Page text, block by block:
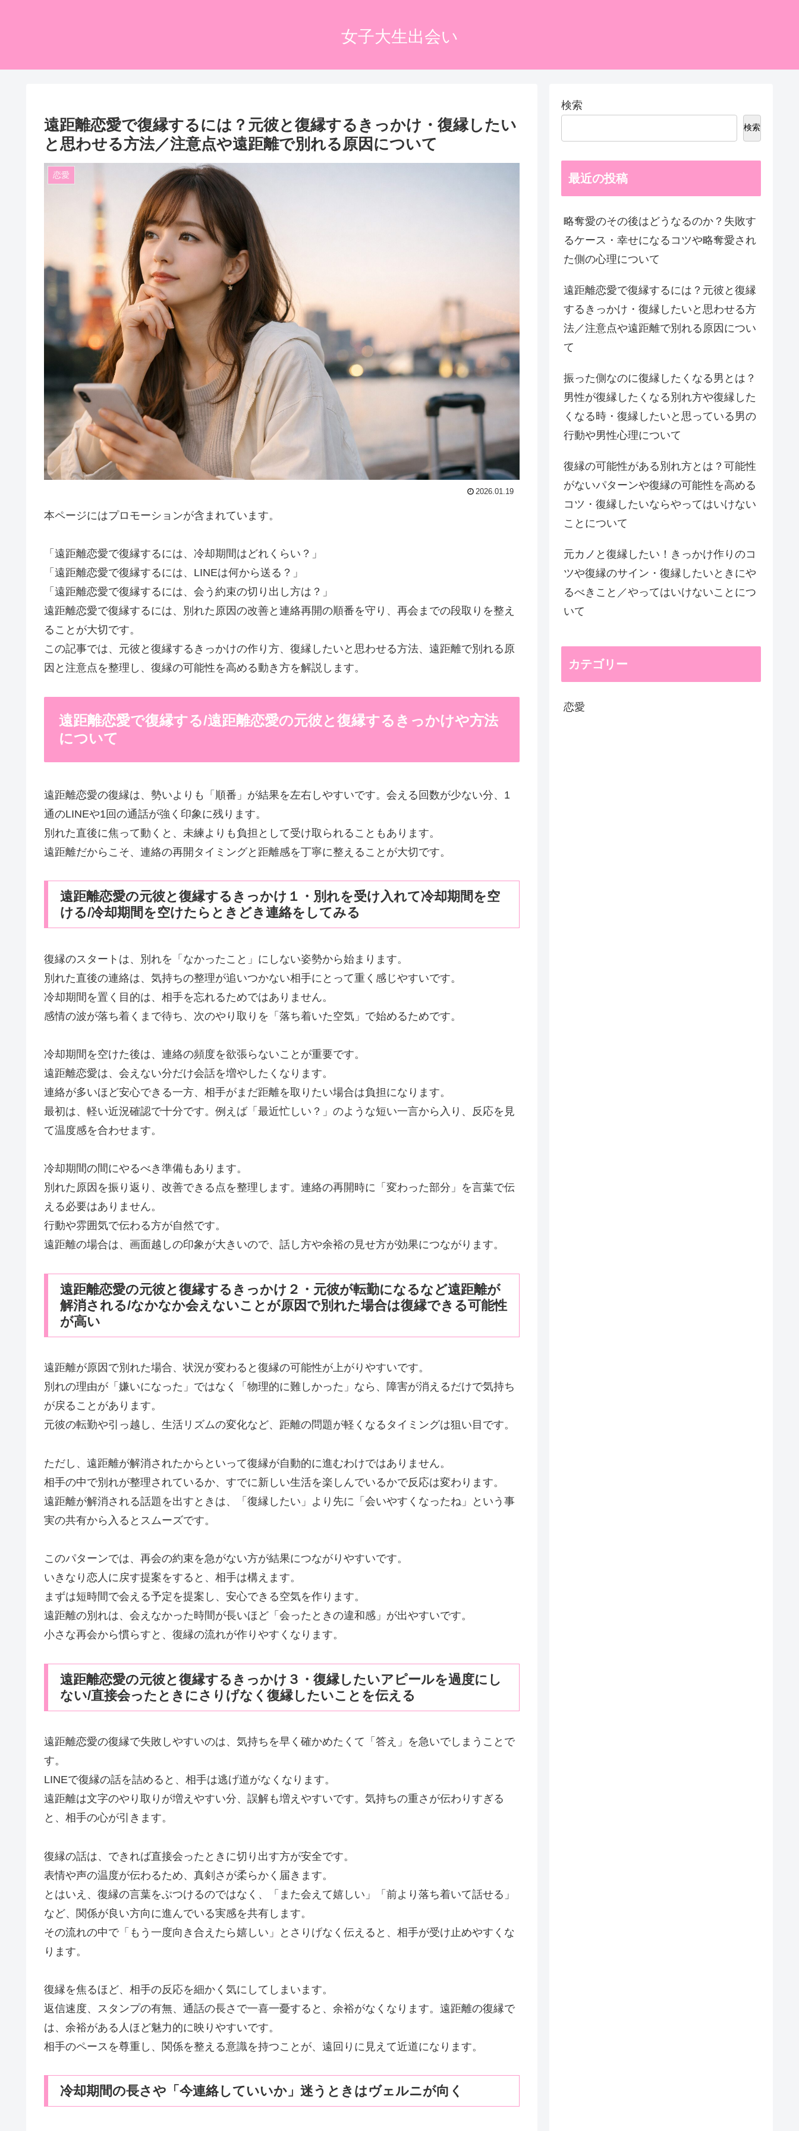
女子大生出会い
遠距離恋愛で復縁するには？元彼と復縁するきっかけ・復縁したい
と思わせる方法／注意点や遠距離で別れる原因について
恋愛
2026.01.19
本ページにはプロモーションが含まれています。
「遠距離恋愛で復縁するには、冷却期間はどれくらい？」
「遠距離恋愛で復縁するには、LINEは何から送る？」
「遠距離恋愛で復縁するには、会う約束の切り出し方は？」
遠距離恋愛で復縁するには、別れた原因の改善と連絡再開の順番を守り、再会までの段取りを整え
ることが大切です。
この記事では、元彼と復縁するきっかけの作り方、復縁したいと思わせる方法、遠距離で別れる原
因と注意点を整理し、復縁の可能性を高める動き方を解説します。
遠距離恋愛で復縁する/遠距離恋愛の元彼と復縁するきっかけや方法
について
遠距離恋愛の復縁は、勢いよりも「順番」が結果を左右しやすいです。会える回数が少ない分、1
通のLINEや1回の通話が強く印象に残ります。
別れた直後に焦って動くと、未練よりも負担として受け取られることもあります。
遠距離だからこそ、連絡の再開タイミングと距離感を丁寧に整えることが大切です。
遠距離恋愛の元彼と復縁するきっかけ１・別れを受け入れて冷却期間を空
ける/冷却期間を空けたらときどき連絡をしてみる
復縁のスタートは、別れを「なかったこと」にしない姿勢から始まります。
別れた直後の連絡は、気持ちの整理が追いつかない相手にとって重く感じやすいです。
冷却期間を置く目的は、相手を忘れるためではありません。
感情の波が落ち着くまで待ち、次のやり取りを「落ち着いた空気」で始めるためです。
冷却期間を空けた後は、連絡の頻度を欲張らないことが重要です。
遠距離恋愛は、会えない分だけ会話を増やしたくなります。
連絡が多いほど安心できる一方、相手がまだ距離を取りたい場合は負担になります。
最初は、軽い近況確認で十分です。例えば「最近忙しい？」のような短い一言から入り、反応を見
て温度感を合わせます。
冷却期間の間にやるべき準備もあります。
別れた原因を振り返り、改善できる点を整理します。連絡の再開時に「変わった部分」を言葉で伝
える必要はありません。
行動や雰囲気で伝わる方が自然です。
遠距離の場合は、画面越しの印象が大きいので、話し方や余裕の見せ方が効果につながります。
遠距離恋愛の元彼と復縁するきっかけ２・元彼が転勤になるなど遠距離が
解消される/なかなか会えないことが原因で別れた場合は復縁できる可能性
が高い
遠距離が原因で別れた場合、状況が変わると復縁の可能性が上がりやすいです。
別れの理由が「嫌いになった」ではなく「物理的に難しかった」なら、障害が消えるだけで気持ち
が戻ることがあります。
元彼の転勤や引っ越し、生活リズムの変化など、距離の問題が軽くなるタイミングは狙い目です。
ただし、遠距離が解消されたからといって復縁が自動的に進むわけではありません。
相手の中で別れが整理されているか、すでに新しい生活を楽しんでいるかで反応は変わります。
遠距離が解消される話題を出すときは、「復縁したい」より先に「会いやすくなったね」という事
実の共有から入るとスムーズです。
このパターンでは、再会の約束を急がない方が結果につながりやすいです。
いきなり恋人に戻す提案をすると、相手は構えます。
まずは短時間で会える予定を提案し、安心できる空気を作ります。
遠距離の別れは、会えなかった時間が長いほど「会ったときの違和感」が出やすいです。
小さな再会から慣らすと、復縁の流れが作りやすくなります。
遠距離恋愛の元彼と復縁するきっかけ３・復縁したいアピールを過度にし
ない/直接会ったときにさりげなく復縁したいことを伝える
遠距離恋愛の復縁で失敗しやすいのは、気持ちを早く確かめたくて「答え」を急いでしまうことで
す。
LINEで復縁の話を詰めると、相手は逃げ道がなくなります。
遠距離は文字のやり取りが増えやすい分、誤解も増えやすいです。気持ちの重さが伝わりすぎる
と、相手の心が引きます。
復縁の話は、できれば直接会ったときに切り出す方が安全です。
表情や声の温度が伝わるため、真剣さが柔らかく届きます。
とはいえ、復縁の言葉をぶつけるのではなく、「また会えて嬉しい」「前より落ち着いて話せる」
など、関係が良い方向に進んでいる実感を共有します。
その流れの中で「もう一度向き合えたら嬉しい」とさりげなく伝えると、相手が受け止めやすくな
ります。
復縁を焦るほど、相手の反応を細かく気にしてしまいます。
返信速度、スタンプの有無、通話の長さで一喜一憂すると、余裕がなくなります。遠距離の復縁で
は、余裕がある人ほど魅力的に映りやすいです。
相手のペースを尊重し、関係を整える意識を持つことが、遠回りに見えて近道になります。
冷却期間の長さや「今連絡していいか」迷うときはヴェルニが向く
検索
検索
最近の投稿
略奪愛のその後はどうなるのか？失敗す
るケース・幸せになるコツや略奪愛され
た側の心理について
遠距離恋愛で復縁するには？元彼と復縁
するきっかけ・復縁したいと思わせる方
法／注意点や遠距離で別れる原因につい
て
振った側なのに復縁したくなる男とは？
男性が復縁したくなる別れ方や復縁した
くなる時・復縁したいと思っている男の
行動や男性心理について
復縁の可能性がある別れ方とは？可能性
がないパターンや復縁の可能性を高める
コツ・復縁したいならやってはいけない
ことについて
元カノと復縁したい！きっかけ作りのコ
ツや復縁のサイン・復縁したいときにや
るべきこと／やってはいけないことにつ
いて
カテゴリー
恋愛